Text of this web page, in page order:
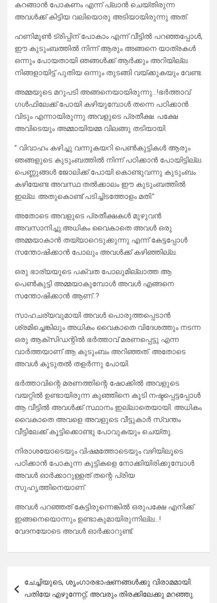
കറങ്ങാൻ പോകണം എന്ന് പ്ലാൻ ചെയ്തിരുന്ന
അവൾക്ക് കിട്ടിയ വലിയൊരു അടിയായിരുന്നു അത്.
ഹണിമൂൺ ട്രിപ്പിന് പോകാം എന്ന് വീട്ടിൽ പറഞ്ഞപ്പോൾ,
ഈ കുടുംബത്തിൽ നിന്ന് ആരും അങ്ങനെ യാത്രകൾ
ഒന്നും പോയതായി ഞങ്ങൾക്ക് ആർക്കും അറിയില്ല.
നിങ്ങളായിട്ട് പുതിയ ഒന്നും തുടങ്ങി വയ്ക്കുകയും വേണ്ട.
അമ്മയുടെ മറുപടി അങ്ങനെയായിരുന്നു…!ഭർത്താവ്
ഗൾഫിലേക്ക് പോയി കഴിയുമ്പോൾ തന്നെ പഠിക്കാൻ
വിടും എന്നായിരുന്നു അവളുടെ പ്രതീക്ഷ. പക്ഷേ
അവിടെയും അമ്മായിയമ്മ വിലങ്ങു തടിയായി.
” വിവാഹം കഴിച്ചു വന്നുകയറി പെൺകുട്ടികൾ ആരും
ഞങ്ങളുടെ കുടുംബത്തിൽ നിന്ന് പഠിക്കാൻ പോയിട്ടില്ല.
പെണ്ണുങ്ങൾ ജോലിക്ക് പോയി കൊണ്ടുവന്നു കുടുംബം
കഴിയേണ്ട അവസ്ഥ തൽക്കാലം ഈ കുടുംബത്തിൽ
ഇല്ല. അതുകൊണ്ട് പടിച്ചിടത്തോളം മതി.”
അതോടെ അവളുടെ പ്രതീക്ഷകൾ മുഴുവൻ
അവസാനിച്ചു.അധികം വൈകാതെ അവൾ ഒരു
അമ്മയാകാൻ തയ്യാറെടുക്കുന്നു എന്ന് കേട്ടപ്പോൾ
സന്തോഷിക്കാൻ പോലും അവൾക്ക് കഴിഞ്ഞില്ല.
ഒരു ഭാര്യയുടെ പക്വത പോലുമില്ലാത്ത ആ
പെൺകുട്ടി അമ്മയാകുമ്പോൾ അവൾ എങ്ങനെ
സന്തോഷിക്കാൻ ആണ്..?
സാഹചര്യവുമായി അവൾ പൊരുത്തപ്പെടാൻ
ശ്രമിച്ചെങ്കിലും അധികം വൈകാതെ വിദേശത്തും നടന്ന
ഒരു ആക്സിഡന്റിൽ ഭർത്താവ് മരണപ്പെട്ടു എന്ന
വാർത്തയാണ് ആ കുടുംബം അറിഞ്ഞത്. അതോടെ
അവൾ കൂടുതൽ തളർന്നു പോയി.
ഭർത്താവിന്റെ മരണത്തിന്റെ ഷോക്കിൽ അവളുടെ
വയറ്റിൽ ഉണ്ടായിരുന്ന കുഞ്ഞിനെ കൂടി നഷ്ടപ്പെട്ടപ്പോൾ
ആ വീട്ടിൽ അവൾക്ക് സ്ഥാനം ഇല്ലാതെയായി. അധികം
വൈകാതെ അവളെ അവളുടെ വീട്ടുകാർ സ്വന്തം
വീട്ടിലേക്ക് കൂട്ടിക്കൊണ്ടു പോവുകയും ചെയ്തു.
നിരാശയോടെയും വിഷമത്തോടെയും വഴിയിലൂടെ
പഠിക്കാൻ പോകുന്ന കുട്ടികളെ നോക്കിയിരിക്കുമ്പോൾ
അവൾ ഓർക്കാറുള്ളത് തന്റെ പ്രിയ
സുഹൃത്തിനെയാണ്.
അവൾ പറഞ്ഞത് കേട്ടിരുന്നെങ്കിൽ ഒരുപക്ഷേ എനിക്ക്
ഇങ്ങനെയൊന്നും ഉണ്ടാകുമായിരുന്നില്ല…!
വേദനയോടെ അവൾ ഓർക്കാറുണ്ട്.
navigation
ചേച്ചിയുടെ, ശൃംഗാരഭാഷണങ്ങൾക്കു വിരാമമായി.
പതിയേ എഴുന്നേറ്റ്, അവരും തിരക്കിലേക്കു മറഞ്ഞു.